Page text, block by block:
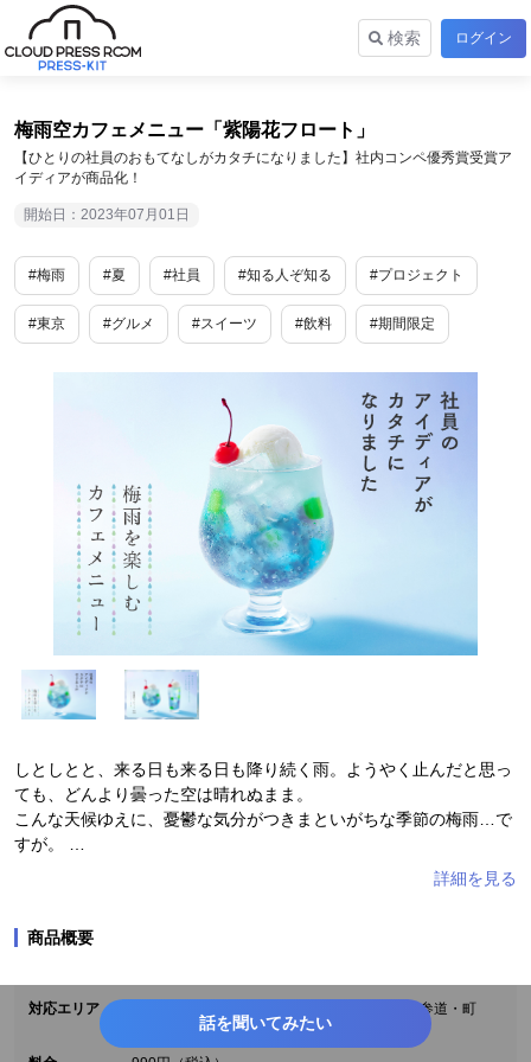
検索 ログイン
梅雨空カフェメニュー「紫陽花フロート」
【ひとりの社員のおもてなしがカタチになりました】社内コンペ優秀賞受賞ア
イディアが商品化！
開始日：2023年07月01日
#梅雨 #夏 #社員 #知る人ぞ知る #プロジェクト
#東京 #グルメ #スイーツ #飲料 #期間限定
しとしとと、来る日も来る日も降り続く雨。ようやく止んだと思っ
ても、どんより曇った空は晴れぬまま。
こんな天候ゆえに、憂鬱な気分がつきまといがちな季節の梅雨…で
すが。
ちょっと目線を変えて、梅雨空をモチーフにしながらも、ココロが
アクセントにしたクラッシュゼリー、乳白色で独特な食感も魅力の
ゆったりと浮かぶ真っ白いミルクアイスを溶かしながら、一口、口
に含むほどに、懐かしい思い出の扉が開かれ、なんだか優しい気持
商品概要
対応エリア
東京/秋葉原・池袋・渋谷・上野・有楽町・表参道・町
話を聞いてみたい